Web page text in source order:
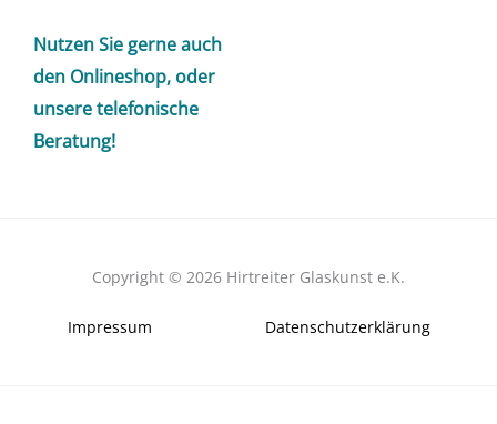
Nutzen Sie gerne auch
den Onlineshop, oder
unsere telefonische
Beratung!
Copyright © 2026 Hirtreiter Glaskunst e.K.
Impressum Datenschutzerklärung